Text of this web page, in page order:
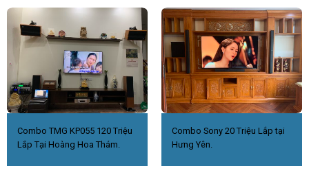
Combo TMG KP055 120 Triệu
Lắp Tại Hoàng Hoa Thám.
Combo Sony 20 Triệu Lắp tại
Hưng Yên.